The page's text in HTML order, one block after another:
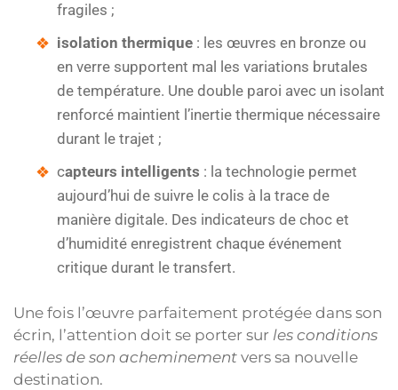
fragiles ;
isolation thermique : les œuvres en bronze ou
en verre supportent mal les variations brutales
de température. Une double paroi avec un isolant
renforcé maintient l’inertie thermique nécessaire
durant le trajet ;
capteurs intelligents : la technologie permet
aujourd’hui de suivre le colis à la trace de
manière digitale. Des indicateurs de choc et
d’humidité enregistrent chaque événement
critique durant le transfert.
Une fois l’œuvre parfaitement protégée dans son
écrin, l’attention doit se porter sur les conditions
réelles de son acheminement vers sa nouvelle
destination.